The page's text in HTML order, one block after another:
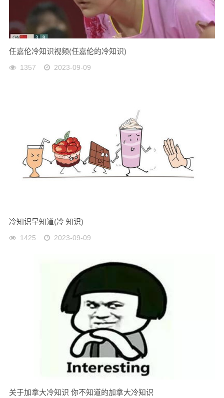
任嘉伦冷知识视频(任嘉伦的冷知识)
1357 2023-09-09
冷知识早知道(冷 知识)
1425 2023-09-09
关于加拿大冷知识 你不知道的加拿大冷知识